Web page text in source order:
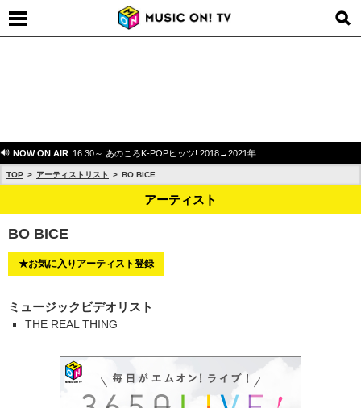
NOW ON AIR 16:30～ あのころK-POPヒッツ! 2018→2021年
TOP アーティストリスト BO BICE
アーティスト
BO BICE
★お気に入りアーティスト登録
ミュージックビデオリスト
THE REAL THING